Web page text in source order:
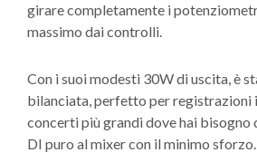
girare completamente i
massimo dai controlli.
Con i suoi modesti 30W di uscita, è
bilanciata, perfetto per registrazioni
concerti più grandi dove hai bisogno
DI puro al mixer con il minimo sforzo.